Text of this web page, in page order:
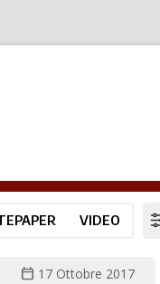
VIDEO
calendar_today 17 Ottobre 2017